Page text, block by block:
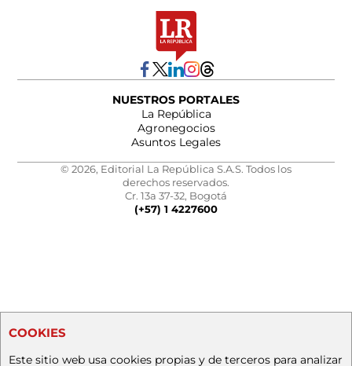
NUESTROS PORTALES
La República
Agronegocios
Asuntos Legales
© 2026, Editorial La República S.A.S. Todos los
derechos reservados.
Cr. 13a 37-32, Bogotá
(+57) 1 4227600
COOKIES
Este sitio web usa cookies propias y de terceros para analizar